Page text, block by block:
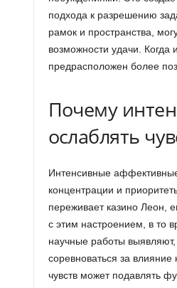
подхода к разрешению
рамок и пространства,
возможности удачи.
предрасположен более
Почему
ослаблять
Интенсивные
концентрации и
переживает казино Леон,
с этим настроением, в то
научные работы выявляют,
соревноваться за
чувств может подавлять